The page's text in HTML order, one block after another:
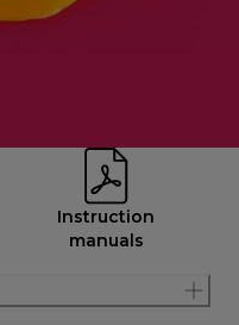
Instruction
manuals